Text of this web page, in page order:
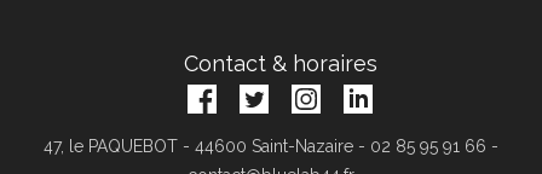
Contact & horaires
47, le PAQUEBOT - 44600 Saint-Nazaire - 02 85 95 91 66 -